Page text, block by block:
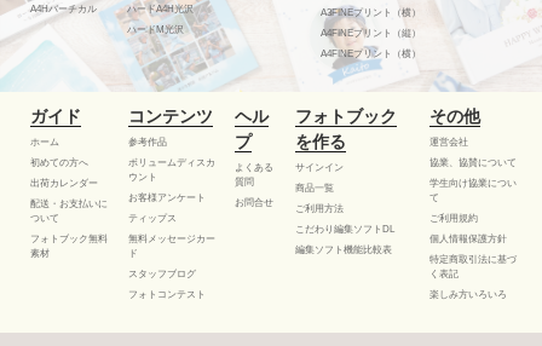
A4Hバーチカル
ハードA4H光沢
ハードM光沢
A3FINEプリント（横）
A4FINEプリント（縦）
A4FINEプリント（横）
ガイド
ホーム
初めての方へ
出荷カレンダー
配送・お支払いに
ついて
フォトブック無料
素材
コンテンツ
参考作品
ボリュームディスカ
ウント
お客様アンケート
ティップス
無料メッセージカー
ド
スタッフブログ
フォトコンテスト
ヘル
プ
よくある
質問
お問合せ
フォトブック
を作る
サインイン
商品一覧
ご利用方法
こだわり編集ソフトDL
編集ソフト機能比較表
その他
運営会社
協業、協賛について
学生向け協業につい
て
ご利用規約
個人情報保護方針
特定商取引法に基づ
く表記
楽しみ方いろいろ